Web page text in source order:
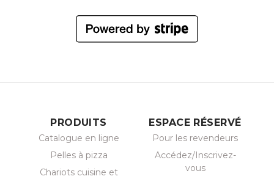
PRODUITS
Catalogue en ligne
Pelles à pizza
Chariots cuisine et
ESPACE RÉSERVÉ
Pour les revendeurs
Accédez/Inscrivez-
vous